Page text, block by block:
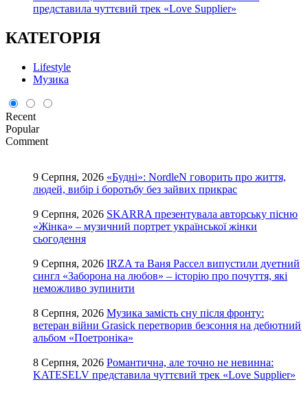
представила чуттєвий трек «Love Supplier»
КАТЕГОРІЯ
Lifestyle
Музика
Recent
Popular
Comment
9 Серпня, 2026 «Будні»: NordleN говорить про життя,
людей, вибір і боротьбу без зайвих прикрас
9 Серпня, 2026 SKARRA презентувала авторську пісню
«Жінка» – музичний портрет української жінки
сьогодення
9 Серпня, 2026 IRZA та Ваня Рассел випустили дуетний
сингл «Заборона на любов» – історію про почуття, які
неможливо зупинити
8 Серпня, 2026 Музика замість сну після фронту:
ветеран війни Grasick перетворив безсоння на дебютний
альбом «Поетроніка»
8 Серпня, 2026 Романтична, але точно не невинна:
KATESELV представила чуттєвий трек «Love Supplier»